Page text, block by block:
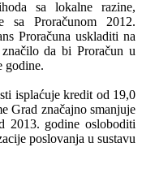
sa lokalne razine,
sa Proračunom 2012.
Proračuna uskladiti na
da bi Proračun u
godine.
isplaćuje kredit od 19,0
Grad značajno smanjuje
2013. godine osloboditi
poslovanja u sustavu